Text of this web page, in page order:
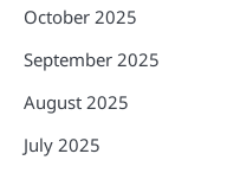
October 2025
September 2025
August 2025
July 2025